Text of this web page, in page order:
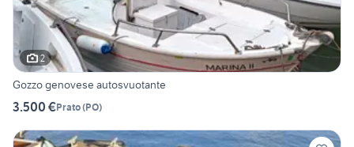
2
Gozzo genovese autosvuotante
3.500 €Prato(PO)